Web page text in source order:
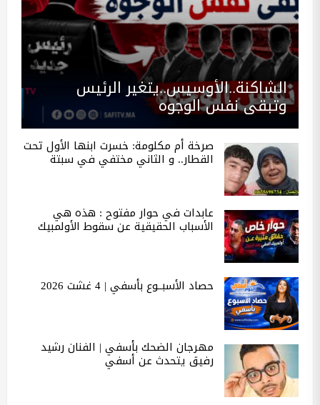
الشاكنة..الأوسيس..يتغير الرئيس
وتبقى نفس الوجوه
صرخة أم مكلومة: خسرت ابنها الأول تحت
القطار.. و الثاني مختفي في سبتة
عابدات في حوار مفتوح : هذه هي
الأسباب الحقيقية عن سقوط الأولمبيك
حصاد الأسبــوع بأسفي | 4 غشت 2026
مهرجان الضحك بأسفي | الفنان رشيد
رفيق يتحدث عن أسفي